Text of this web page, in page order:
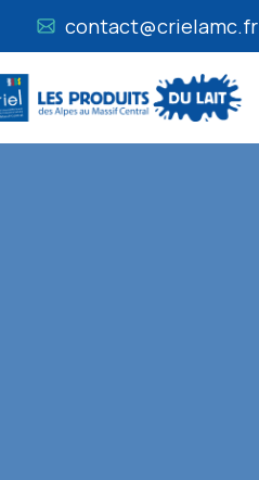
contact@crielamc.fr